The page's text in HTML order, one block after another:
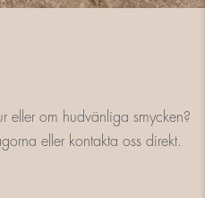
eller om hudvänliga smycken?
eller kontakta oss direkt.